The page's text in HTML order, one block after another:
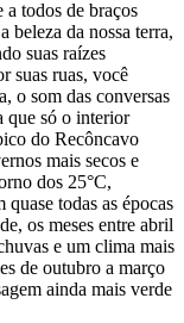
todos de braços
beleza da nossa terra,
suas raízes
suas ruas, você
o som das conversas
que só o interior
do Recôncavo
mais secos e
dos 25°C,
todas as épocas
os meses entre abril
e um clima mais
de outubro a março
ainda mais verde